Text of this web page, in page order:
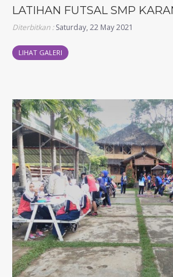
LATIHAN FUTSAL SMP
Diterbitkan :Saturday, 22 May 2021
LIHAT GALERI